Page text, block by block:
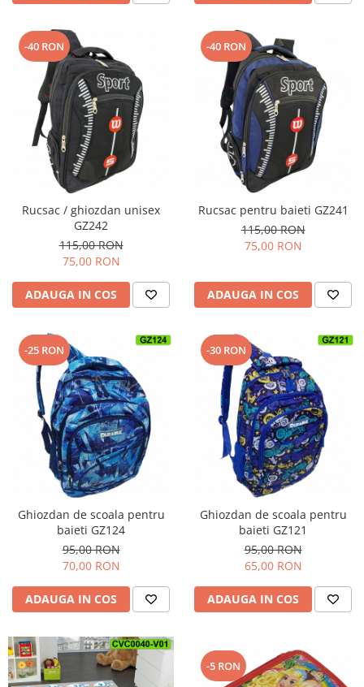
-40 RON
Rucsac / ghiozdan unisex
GZ242
115,00 RON
75,00 RON
ADAUGA IN COS
-40 RON
Rucsac pentru baieti GZ241
115,00 RON
75,00 RON
ADAUGA IN COS
-25 RON
Ghiozdan de scoala pentru
baieti GZ124
95,00 RON
70,00 RON
ADAUGA IN COS
-30 RON
Ghiozdan de scoala pentru
baieti GZ121
95,00 RON
65,00 RON
ADAUGA IN COS
-5 RON